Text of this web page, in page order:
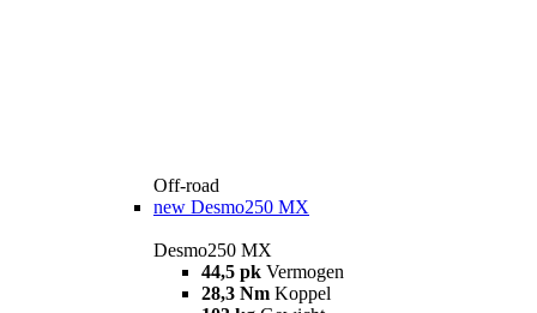
Off-road
new Desmo250 MX
Desmo250 MX
44,5 pk Vermogen
28,3 Nm Koppel